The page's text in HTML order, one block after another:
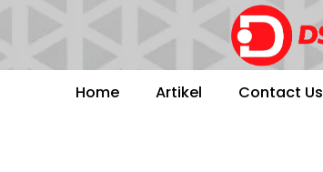
Home Artikel Contact Us